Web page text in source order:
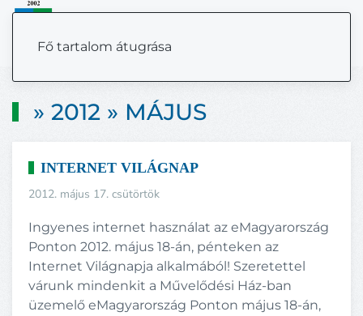
Fő tartalom átugrása
» 2012 » MÁJUS
INTERNET VILÁGNAP
2012. május 17. csütörtök
Ingyenes internet használat az eMagyarország
Ponton 2012. május 18-án, pénteken az
Internet Világnapja alkalmából! Szeretettel
várunk mindenkit a Művelődési Ház-ban
üzemelő eMagyarország Ponton május 18-án,